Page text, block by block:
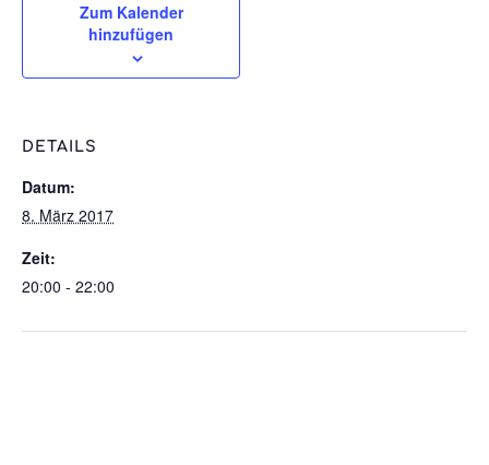
Zum Kalender
hinzufügen
DETAILS
Datum:
8. März 2017
Zeit:
20:00 - 22:00